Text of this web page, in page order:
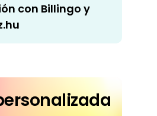
con Billingo y